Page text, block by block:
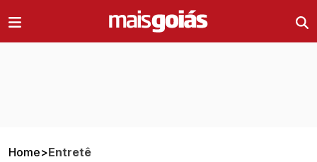
Home>Entretê